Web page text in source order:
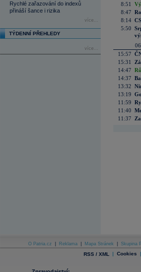
Rychlé zařazování do indexů
přináší šance i rizika
více...
TÝDENNÍ PŘEHLEDY
více...
8:51
8:47
8:14
5:50
15:57
15:31
14:47
14:37
13:32
13:19
11:59
11:40
11:37
O Patria.cz Reklama Mapa Stránek Skupina
RSS / XML | Cookies |